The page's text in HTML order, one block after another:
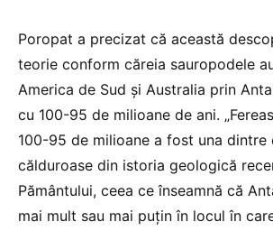
Poropat a precizat că această
teorie conform căreia sauropodele
America de Sud şi Australia prin
cu 100-95 de milioane de ani.
100-95 de milioane a fost una dintre
călduroase din istoria geologică
Pământului, ceea ce înseamnă că
mai mult sau mai puţin în locul în